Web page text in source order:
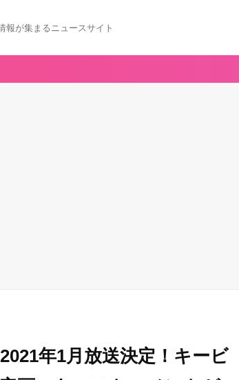
報が集まるニュースサイト
年1月放送決定！キービ